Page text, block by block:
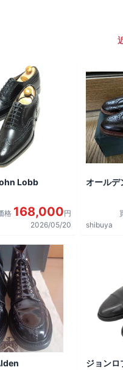
Lobb
格 168,000円
2026/05/20
オール
shibuya
ジョン